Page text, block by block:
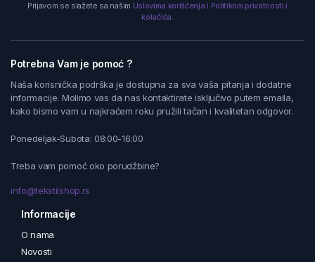
Prijavom se slažete sa našim Uslovima korišćenja i Politikom privatnosti i
kolačića.
Potrebna Vam je pomoć ?
Naša korisnička podrška je dostupna za sva vaša pitanja i dodatne
informacije. Molimo vas da nas kontaktirate isključivo putem emaila,
kako bismo vam u najkraćem roku pružili tačan i kvalitetan odgovor.
Ponedeljak-Subota: 08:00-16:00
Treba vam pomoć oko porudžbine?
info@tekstilshop.rs
Informacije
O nama
Novosti